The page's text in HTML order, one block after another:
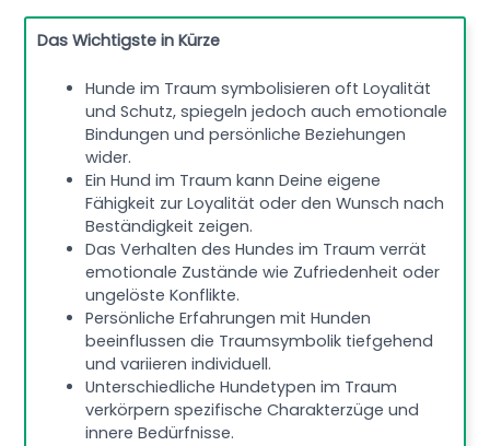
Das Wichtigste in Kürze
Hunde im Traum symbolisieren oft Loyalität
und Schutz, spiegeln jedoch auch emotionale
Bindungen und persönliche Beziehungen
wider.
Ein Hund im Traum kann Deine eigene
Fähigkeit zur Loyalität oder den Wunsch nach
Beständigkeit zeigen.
Das Verhalten des Hundes im Traum verrät
emotionale Zustände wie Zufriedenheit oder
ungelöste Konflikte.
Persönliche Erfahrungen mit Hunden
beeinflussen die Traumsymbolik tiefgehend
und variieren individuell.
Unterschiedliche Hundetypen im Traum
verkörpern spezifische Charakterzüge und
innere Bedürfnisse.